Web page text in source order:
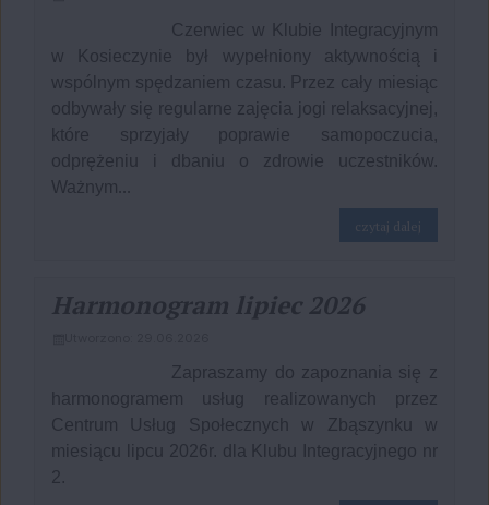
Czerwiec w Klubie Integracyjnym
w Kosieczynie był wypełniony aktywnością i
wspólnym spędzaniem czasu. Przez cały miesiąc
odbywały się regularne zajęcia jogi relaksacyjnej,
które sprzyjały poprawie samopoczucia,
odprężeniu i dbaniu o zdrowie uczestników.
Ważnym
czytaj dalej
Harmonogram lipiec 2026
Zapraszamy do zapoznania się z
harmonogramem usług realizowanych przez
Centrum Usług Społecznych w Zbąszynku w
miesiącu lipcu 2026r. dla Klubu Integracyjnego nr
2.